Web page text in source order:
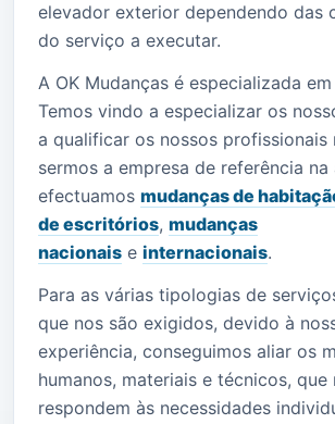
elevador exterior dependendo das
do serviço a executar.
A OK Mudanças é especializada em
Temos vindo a especializar os
a qualificar os nossos profissionais
sermos a empresa de referência na
efectuamos mudanças de
de escritórios, mudanças
nacionais e internacionais.
Para as várias tipologias de
que nos são exigidos, devido à
experiência, conseguimos aliar os
humanos, materiais e técnicos, que
respondem às necessidades